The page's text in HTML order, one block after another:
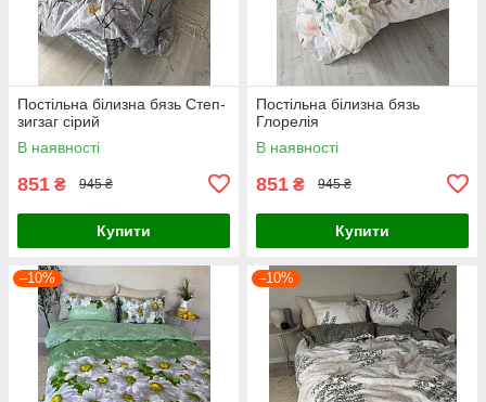
Постільна білизна бязь Степ-
зигзаг сірий
В наявності
851 ₴ 945 ₴
Купити
Постільна білизна бязь
Глорелія
В наявності
851 ₴ 945 ₴
Купити
–10% –10%